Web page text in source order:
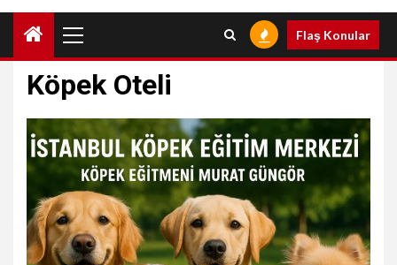
Menu
Flaş Konular
Köpek Oteli